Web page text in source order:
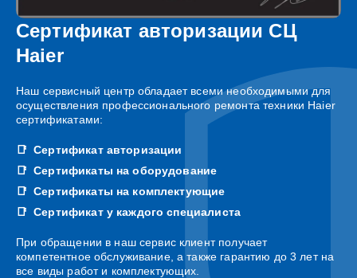
Сертификат авторизации СЦ
Haier
Наш сервисный центр обладает всеми необходимыми для
осуществления профессионального ремонта техники Haier
сертификатами:
Сертификат авторизации
Сертификаты на оборудование
Сертификаты на комплектующие
Сертификат у каждого специалиста
При обращении в наш сервис клиент получает
компетентное обслуживание, а также гарантию до 3 лет на
все виды работ и комплектующих.